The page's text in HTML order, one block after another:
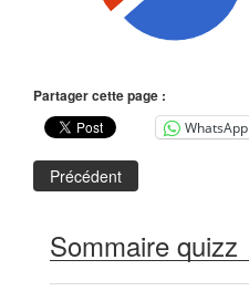
Partager cette page :
WhatsApp
Précédent
Sommaire quizz